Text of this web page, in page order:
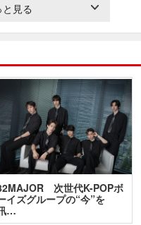
見る
次世代K-POPボ
イズグループの“今”を
…